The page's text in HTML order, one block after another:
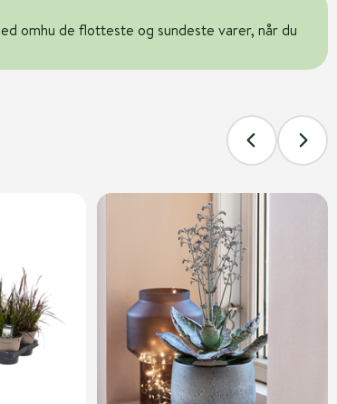
omhu de flotteste og sundeste varer, når du